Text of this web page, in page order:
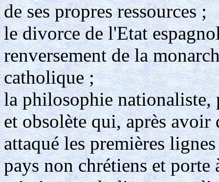
de ses propres ressources ;
le divorce de l'Etat
renversement de la
catholique ;
la philosophie nationaliste,
et obsolète qui, après
attaqué les premières
pays non chrétiens et porte